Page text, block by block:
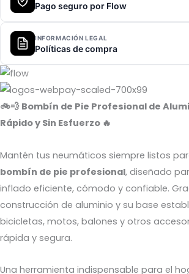
Pago seguro por Flow
INFORMACIÓN LEGAL
Políticas de compra
🚲💨 Bombín de Pie Profesional de
Rápido y Sin Esfuerzo 🔥
Mantén tus neumáticos siempre listos
bombín de pie profesional, diseñado
inflado eficiente, cómodo y confiable.
construcción de aluminio y su base
bicicletas, motos, balones y otros
rápida y segura.
Una herramienta indispensable para el